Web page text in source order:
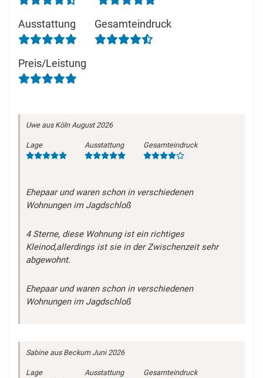
Ausstattung Gesamteindruck
Preis/Leistung
Uweaus Köln August 2026
Lage Ausstattung Gesamteindruck
Ehepaar und waren schon in verschiedenen
Wohnungen im Jagdschloß
4 Sterne, diese Wohnung ist ein richtiges
Kleinod,allerdings ist sie in der Zwischenzeit sehr
abgewohnt.
Ehepaar und waren schon in verschiedenen
Wohnungen im Jagdschloß
Sabineaus Beckum Juni 2026
Lage Ausstattung Gesamteindruck